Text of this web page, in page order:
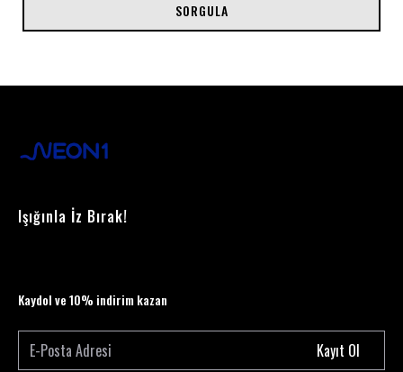
SORGULA
Işığınla İz Bırak!
Kaydol ve 10% indirim kazan
Kayıt Ol